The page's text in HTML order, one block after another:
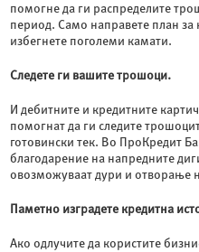
помогне да ги распределите
период. Само направете план за
избегнете поголеми камати.
Следете ги вашите трошоци.
И дебитните и кредитните
помогнат да ги следите
готовински тек. Во ПроКредит
благодарение на напредните
овозможуваат дури и отворање
Паметно изградете кредитна
Ако одлучите да користите